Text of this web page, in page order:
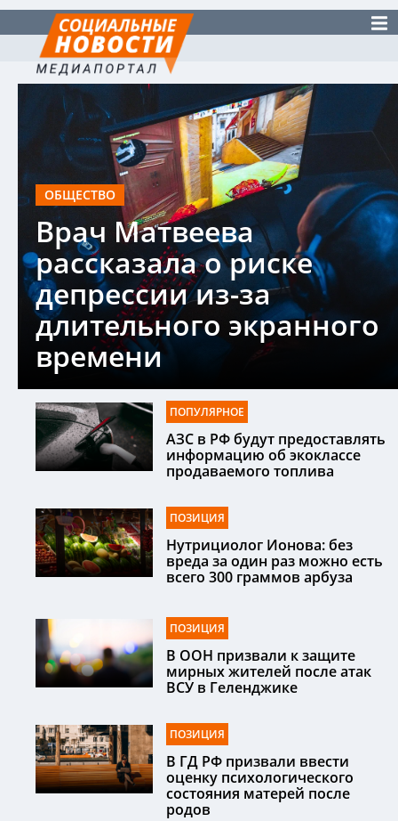
ОБЩЕСТВО
Врач Матвеева
рассказала о риске
депрессии из-за
длительного экранного
времени
ПОПУЛЯРНОЕ
АЗС в РФ будут предоставлять
информацию об экоклассе
продаваемого топлива
ПОЗИЦИЯ
Нутрициолог Ионова: без
вреда за один раз можно есть
всего 300 граммов арбуза
ПОЗИЦИЯ
В ООН призвали к защите
мирных жителей после атак
ВСУ в Геленджике
ПОЗИЦИЯ
В ГД РФ призвали ввести
оценку психологического
состояния матерей после
родов